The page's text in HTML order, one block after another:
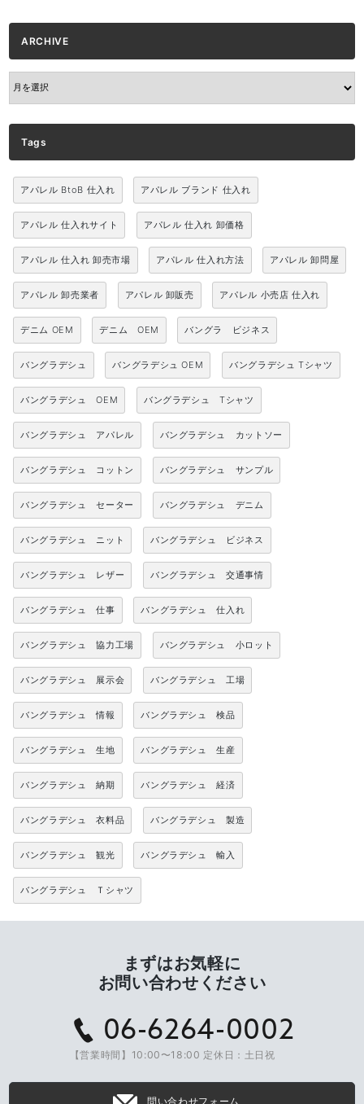
ARCHIVE
ARCHIVE
Tags
アパレル BtoB 仕入れ アパレル ブランド 仕入れ
アパレル 仕入れサイト アパレル 仕入れ 卸価格
アパレル 仕入れ 卸売市場 アパレル 仕入れ方法 アパレル 卸問屋
アパレル 卸売業者 アパレル 卸販売 アパレル 小売店 仕入れ
デニム OEM デニム OEM バングラ ビジネス
バングラデシュ バングラデシュ OEM バングラデシュ Tシャツ
バングラデシュ OEM バングラデシュ Tシャツ
バングラデシュ アパレル バングラデシュ カットソー
バングラデシュ コットン バングラデシュ サンプル
バングラデシュ セーター バングラデシュ デニム
バングラデシュ ニット バングラデシュ ビジネス
バングラデシュ レザー バングラデシュ 交通事情
バングラデシュ 仕事 バングラデシュ 仕入れ
バングラデシュ 協力工場 バングラデシュ 小ロット
バングラデシュ 展示会 バングラデシュ 工場
バングラデシュ 情報 バングラデシュ 検品
バングラデシュ 生地 バングラデシュ 生産
バングラデシュ 納期 バングラデシュ 経済
バングラデシュ 衣料品 バングラデシュ 製造
バングラデシュ 観光 バングラデシュ 輸入
バングラデシュ Ｔシャツ
まずはお気軽に
お問い合わせください
06-6264-0002
【営業時間】10:00〜18:00 定休日：土日祝
問い合わせフォーム